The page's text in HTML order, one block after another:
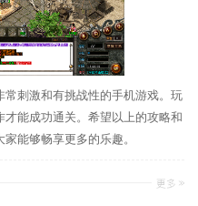
常刺激和有挑战性的手机游戏。玩
能成功通关。希望以上的攻略和
能够畅享更多的乐趣。